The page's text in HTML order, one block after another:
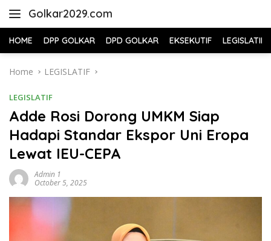
Golkar2029.com
HOME DPP GOLKAR DPD GOLKAR EKSEKUTIF LEGISLATIF
Home LEGISLATIF
LEGISLATIF
Adde Rosi Dorong UMKM Siap
Hadapi Standar Ekspor Uni Eropa
Lewat IEU-CEPA
Admin 1
October 5, 2025